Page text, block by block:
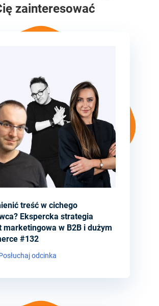
zainteresować
treść w cichego
Ekspercka strategia
marketingowa w B2B i dużym
#132
odcinka